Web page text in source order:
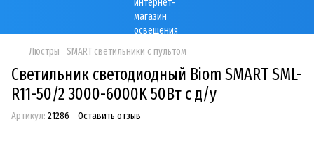
Люстры SMART светильники с пультом
Светильник светодиодный Biom SMART SML-
R11-50/2 3000-6000K 50Вт с д/у
Артикул: 21286 Оставить отзыв